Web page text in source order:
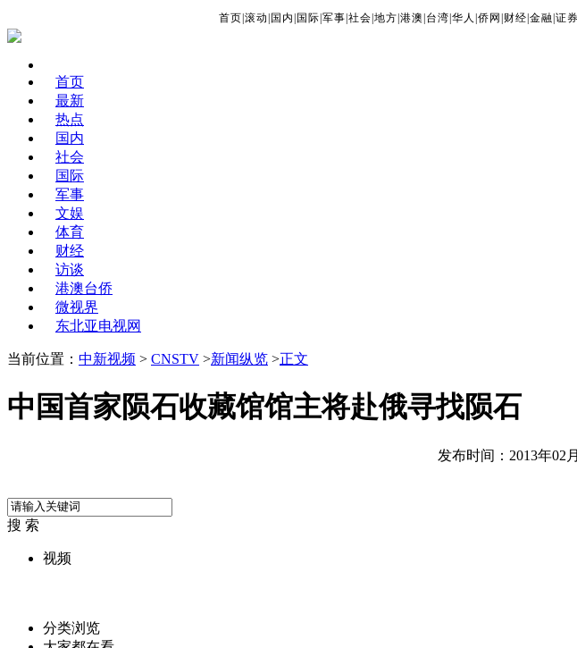
首页 滚动 国内 国际 军事 社会 地方 港澳 台湾 华人 侨网 财经 金融 证券
首页
最新
热点
国内
社会
国际
军事
文娱
体育
财经
访谈
港澳台侨
微视界
东北亚电视网
当前位置： 中新视频 > CNSTV >新闻纵览 >正文
中国首家陨石收藏馆馆主将赴俄寻找陨石
发布时间：2013年02
搜 索
视频
分类浏览